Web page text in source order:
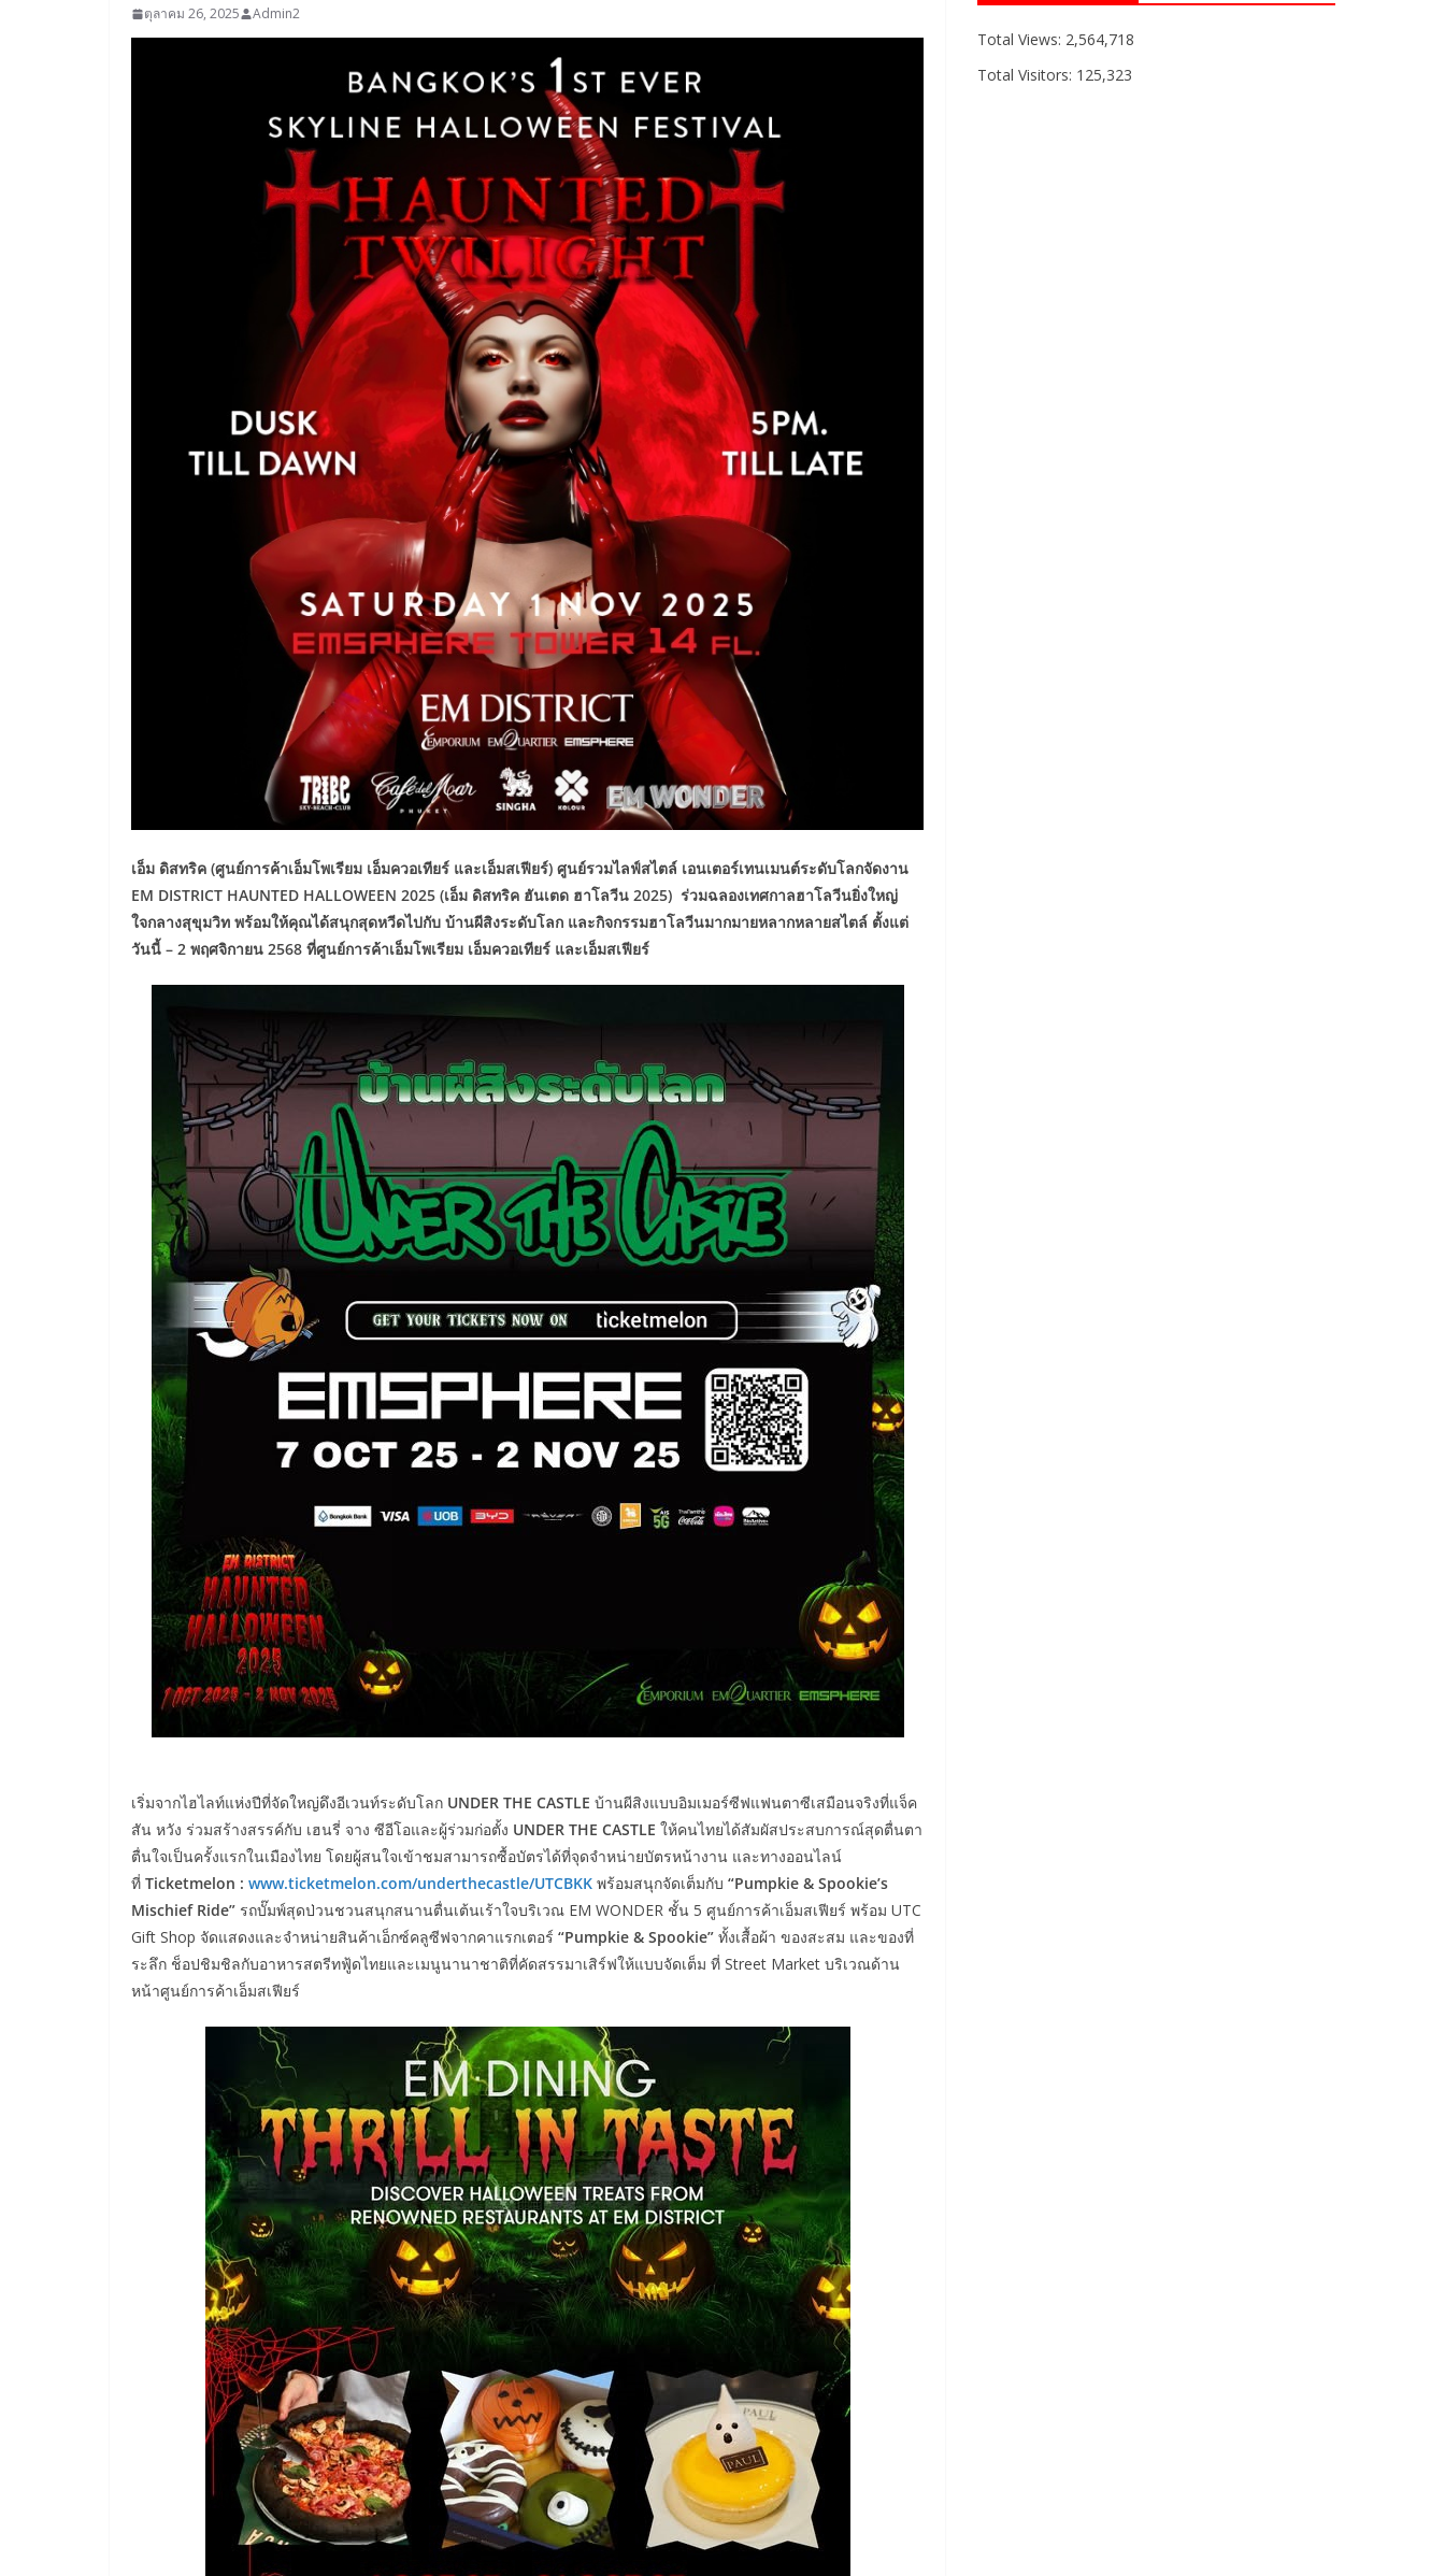
ตุลาคม 26, 2025 Admin2
เอ็ม ดิสทริค (ศูนย์การค้าเอ็มโพเรียม เอ็มควอเทียร์ และเอ็มสเฟียร์) ศูนย์รวมไลฟ์สไตล์ เอนเตอร์เทนเมนต์ระดับโลกจัดงาน
EM DISTRICT HAUNTED HALLOWEEN 2025 (เอ็ม ดิสทริค ฮันเตด ฮาโลวีน 2025) ร่วมฉลองเทศกาลฮาโลวีนยิ่งใหญ่
ใจกลางสุขุมวิท พร้อมให้คุณได้สนุกสุดหวีดไปกับ บ้านผีสิงระดับโลก และกิจกรรมฮาโลวีนมากมายหลากหลายสไตล์ ตั้งแต่
วันนี้ – 2 พฤศจิกายน 2568 ที่ศูนย์การค้าเอ็มโพเรียม เอ็มควอเทียร์ และเอ็มสเฟียร์
เริ่มจากไฮไลท์แห่งปีที่จัดใหญ่ดึงอีเวนท์ระดับโลก UNDER THE CASTLE บ้านผีสิงแบบอิมเมอร์ซีฟแฟนตาซีเสมือนจริงที่แจ็ค
สัน หวัง ร่วมสร้างสรรค์กับ เฮนรี่ จาง ซีอีโอและผู้ร่วมก่อตั้ง UNDER THE CASTLE ให้คนไทยได้สัมผัสประสบการณ์สุดตื่นตา
ตื่นใจเป็นครั้งแรกในเมืองไทย โดยผู้สนใจเข้าชมสามารถซื้อบัตรได้ที่จุดจำหน่ายบัตรหน้างาน และทางออนไลน์
ที่ Ticketmelon : www.ticketmelon.com/underthecastle/UTCBKK พร้อมสนุกจัดเต็มกับ “Pumpkie & Spookie’s
Mischief Ride” รถบั๊มพ์สุดป่วนชวนสนุกสนานตื่นเต้นเร้าใจบริเวณ EM WONDER ชั้น 5 ศูนย์การค้าเอ็มสเฟียร์ พร้อม UTC
Gift Shop จัดแสดงและจำหน่ายสินค้าเอ็กซ์คลูซีฟจากคาแรกเตอร์ “Pumpkie & Spookie” ทั้งเสื้อผ้า ของสะสม และของที่
ระลึก ช็อปชิมชิลกับอาหารสตรีทฟู้ดไทยและเมนูนานาชาติที่คัดสรรมาเสิร์ฟให้แบบจัดเต็ม ที่ Street Market บริเวณด้าน
หน้าศูนย์การค้าเอ็มสเฟียร์
Total Views: 2,564,718
Total Visitors: 125,323